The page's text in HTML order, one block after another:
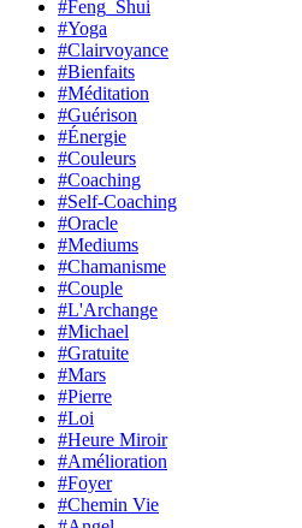
#Feng_Shui
#Yoga
#Clairvoyance
#Bienfaits
#Méditation
#Guérison
#Énergie
#Couleurs
#Coaching
#Self-Coaching
#Oracle
#Mediums
#Chamanisme
#Couple
#L'Archange
#Michael
#Gratuite
#Mars
#Pierre
#Loi
#Heure Miroir
#Amélioration
#Foyer
#Chemin Vie